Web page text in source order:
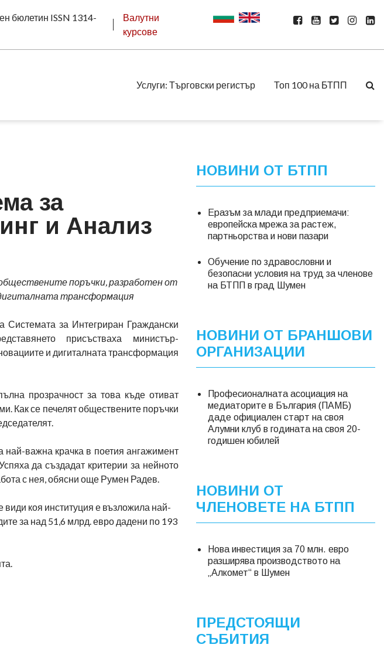
бюлетин ISSN 1314-
Валутни
курсове
Услуги: Търговски регистър Топ 100 на БТПП
за
и Анализ
поръчки, разработен от
трансформация
за Интегриран Граждански
присъстваха министър-
и дигиталната трансформация
прозрачност за това къде отиват
Как се печелят обществените поръчки
най-важна крачка в поетия ангажимент
да създадат критерии за нейното
с нея, обясни още Румен Радев.
види коя институция е възложила най-
за над 51,6 млрд. евро дадени по 193
НОВИНИ ОТ БТПП
Еразъм за млади предприемачи:
европейска мрежа за растеж,
партньорства и нови пазари
Обучение по здравословни и
безопасни условия на труд за членове
на БТПП в град Шумен
НОВИНИ ОТ БРАНШОВИ
ОРГАНИЗАЦИИ
Професионалната асоциация на
медиаторите в България (ПАМБ)
даде официален старт на своя
Алумни клуб в годината на своя 20-
годишен юбилей
НОВИНИ ОТ
ЧЛЕНОВЕТЕ НА БТПП
Нова инвестиция за 70 млн. евро
разширява производството на
„Алкомет“ в Шумен
ПРЕДСТОЯЩИ
СЪБИТИЯ